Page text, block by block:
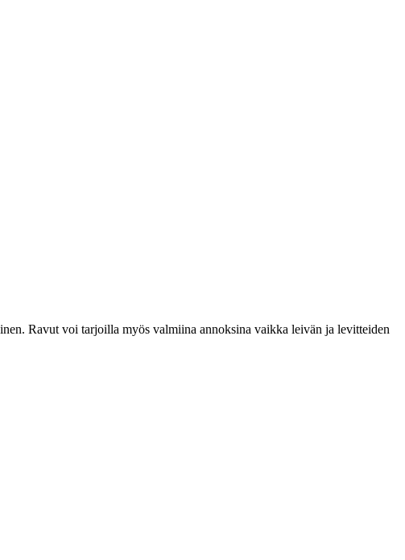
Ravut voi tarjoilla myös valmiina annoksina vaikka leivän ja levitteiden